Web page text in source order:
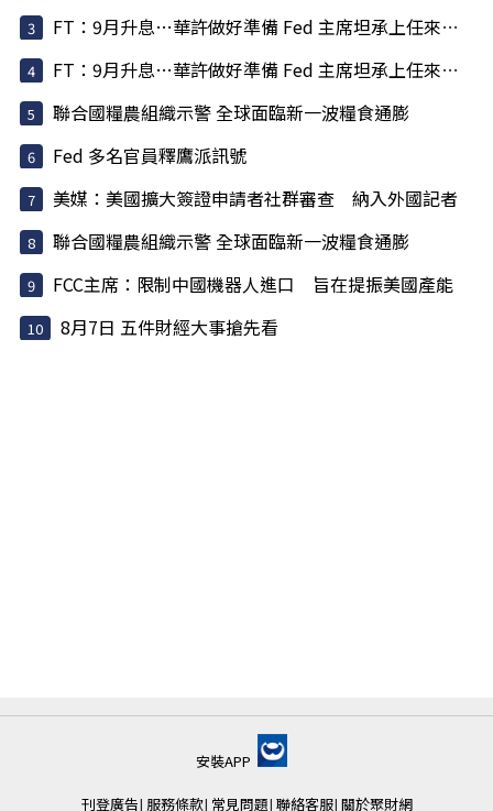
FT：9月升息…華許做好準備 Fed 主席坦承上任來犯了一些錯
FT：9月升息…華許做好準備 Fed 主席坦承上任來犯了一些錯
聯合國糧農組織示警 全球面臨新一波糧食通膨
Fed 多名官員釋鷹派訊號
美媒：美國擴大簽證申請者社群審查 納入外國記者
聯合國糧農組織示警 全球面臨新一波糧食通膨
FCC主席：限制中國機器人進口 旨在提振美國產能
8月7日 五件財經大事搶先看
安裝APP
刊登廣告| 服務條款| 常見問題| 聯絡客服| 關於聚財網